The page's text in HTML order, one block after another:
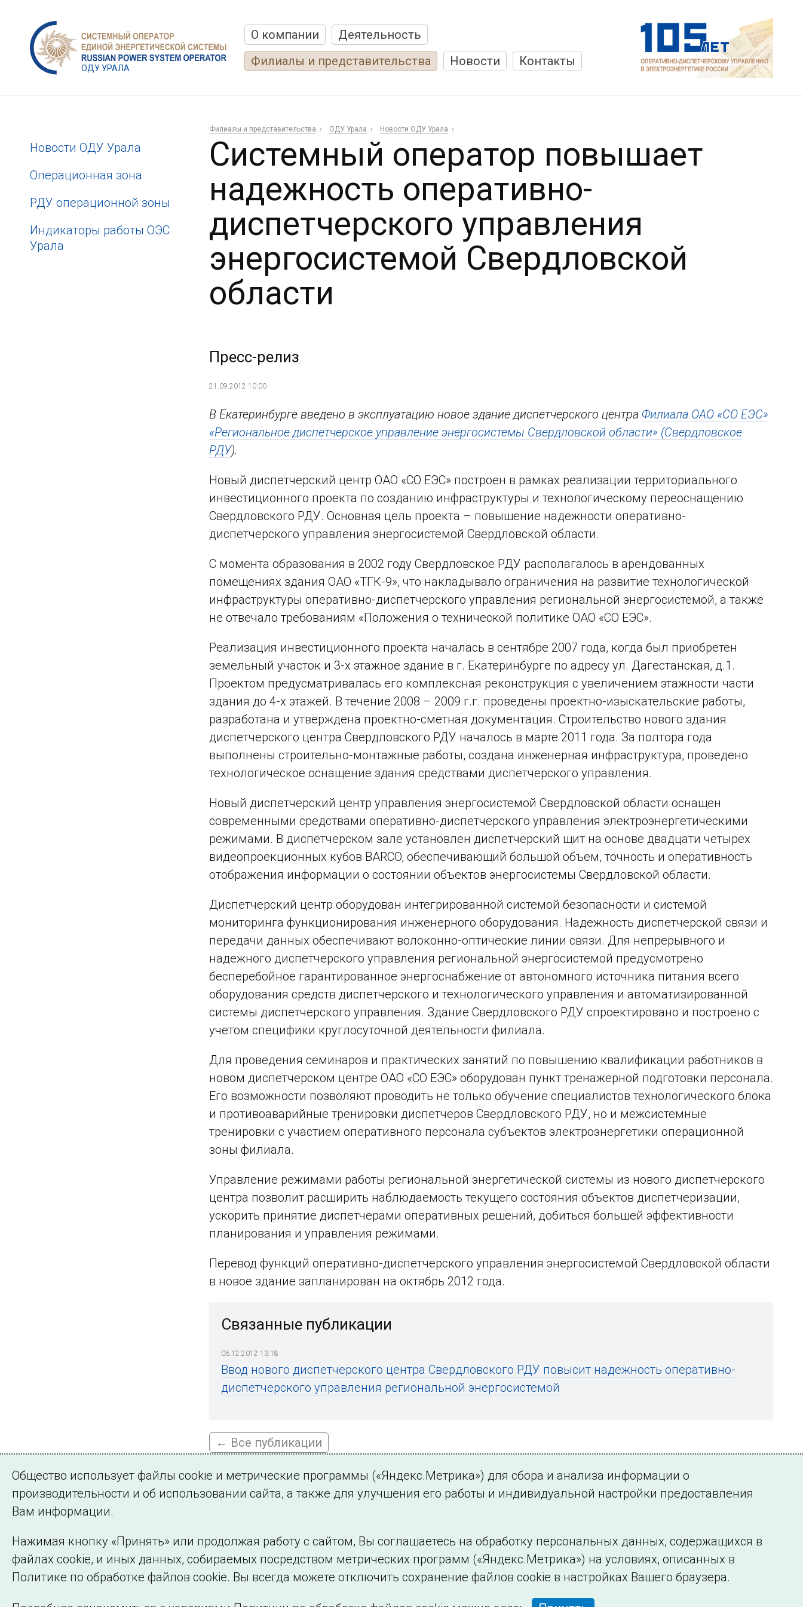
ОДУ УРАЛА
О компании
Деятельность
Филиалы и представительства
Новости Контакты
Новости ОДУ Урала
Операционная зона
РДУ операционной зоны
Индикаторы работы ОЭС
Урала
Филиалы и представительства ОДУ Урала Новости ОДУ Урала
Системный оператор повышает
надежность оперативно-
диспетчерского управления
энергосистемой Свердловской
области
Пресс-релиз
21.09.2012 10:00
В Екатеринбурге введено в эксплуатацию новое здание диспетчерского центра Филиала ОАО «СО ЕЭС»
«Региональное диспетчерское управление энергосистемы Свердловской области» (Свердловское
РДУ).
Новый диспетчерский центр ОАО «СО ЕЭС» построен в рамках реализации территориального
инвестиционного проекта по созданию инфраструктуры и технологическому переоснащению
Свердловского РДУ. Основная цель проекта – повышение надежности оперативно-
диспетчерского управления энергосистемой Свердловской области.
С момента образования в 2002 году Свердловское РДУ располагалось в арендованных
помещениях здания ОАО «ТГК-9», что накладывало ограничения на развитие технологической
инфраструктуры оперативно-диспетчерского управления региональной энергосистемой, а также
не отвечало требованиям «Положения о технической политике ОАО «СО ЕЭС».
Реализация инвестиционного проекта началась в сентябре 2007 года, когда был приобретен
земельный участок и 3-х этажное здание в г. Екатеринбурге по адресу ул. Дагестанская, д.1.
Проектом предусматривалась его комплексная реконструкция с увеличением этажности части
здания до 4-х этажей. В течение 2008 – 2009 г.г. проведены проектно-изыскательские работы,
разработана и утверждена проектно-сметная документация. Строительство нового здания
диспетчерского центра Свердловского РДУ началось в марте 2011 года. За полтора года
выполнены строительно-монтажные работы, создана инженерная инфраструктура, проведено
технологическое оснащение здания средствами диспетчерского управления.
Новый диспетчерский центр управления энергосистемой Свердловской области оснащен
современными средствами оперативно-диспетчерского управления электроэнергетическими
режимами. В диспетчерском зале установлен диспетчерский щит на основе двадцати четырех
видеопроекционных кубов BARCO, обеспечивающий большой объем, точность и оперативность
отображения информации о состоянии объектов энергосистемы Свердловской области.
Диспетчерский центр оборудован интегрированной системой безопасности и системой
мониторинга функционирования инженерного оборудования. Надежность диспетчерской связи и
передачи данных обеспечивают волоконно-оптические линии связи. Для непрерывного и
надежного диспетчерского управления региональной энергосистемой предусмотрено
бесперебойное гарантированное энергоснабжение от автономного источника питания всего
оборудования средств диспетчерского и технологического управления и автоматизированной
системы диспетчерского управления. Здание Свердловского РДУ спроектировано и построено с
учетом специфики круглосуточной деятельности филиала.
Для проведения семинаров и практических занятий по повышению квалификации работников в
новом диспетчерском центре ОАО «СО ЕЭС» оборудован пункт тренажерной подготовки персонала.
Его возможности позволяют проводить не только обучение специалистов технологического блока
и противоаварийные тренировки диспетчеров Свердловского РДУ, но и межсистемные
тренировки с участием оперативного персонала субъектов электроэнергетики операционной
зоны филиала.
Управление режимами работы региональной энергетической системы из нового диспетчерского
центра позволит расширить наблюдаемость текущего состояния объектов диспетчеризации,
ускорить принятие диспетчерами оперативных решений, добиться большей эффективности
планирования и управления режимами.
Перевод функций оперативно-диспетчерского управления энергосистемой Свердловской области
в новое здание запланирован на октябрь 2012 года.
Связанные публикации
06.12.2012 13:18
Ввод нового диспетчерского центра Свердловского РДУ повысит надежность оперативно-
диспетчерского управления региональной энергосистемой
← Все публикации
Подписаться на новости
©2005–2026 АО «СО ЕЭС» Филиалы и представительства Использование информации Сведения об образовательной организации
Общество использует файлы cookie и метрические программы («Яндекс.Метрика») для сбора и анализа информации о
производительности и об использовании сайта, а также для улучшения его работы и индивидуальной настройки предоставления
Вам информации.
Нажимая кнопку «Принять» или продолжая работу с сайтом, Вы соглашаетесь на обработку персональных данных, содержащихся в
файлах cookie, и иных данных, собираемых посредством метрических программ («Яндекс.Метрика») на условиях, описанных в
Политике по обработке файлов cookie. Вы всегда можете отключить сохранение файлов cookie в настройках Вашего браузера.